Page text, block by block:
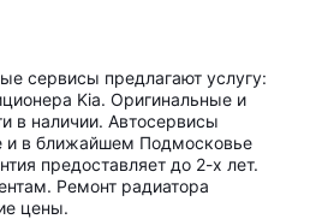
сервисы предлагают услугу:
Kia. Оригинальные и
в наличии. Автосервисы
и в ближайшем Подмосковье
предоставляет до 2-х лет.
Ремонт радиатора
цены.